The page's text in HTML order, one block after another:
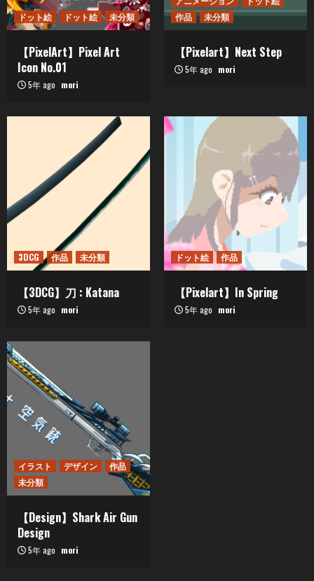
ドット絵 ドット絵 未分類
【PixelArt】Pixel Art
Icon No.01
5年 ago mori
作品
未分類
【Pixelart】Next Step
5年 ago mori
3DCG 作品 未分類
【3DCG】刀 : Katana
5年 ago mori
ドット絵 作品
【Pixelart】In Spring
5年 ago mori
イラスト デザイン
作品
未分類
【Design】Shark Air Gun
Design
5年 ago mori